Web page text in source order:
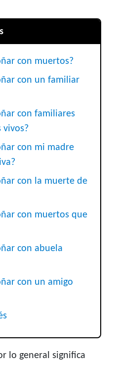
con muertos?
con un familiar
con familiares
vivos?
con mi madre
con la muerte de
con muertos que
con abuela
con un amigo
lo general significa